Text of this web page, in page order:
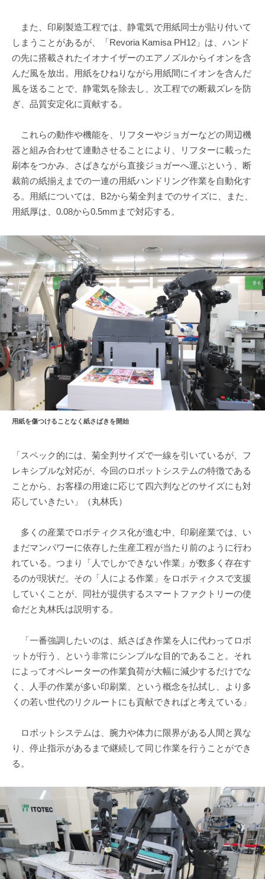
また、印刷製造工程では、静電気で用紙同士が貼り付いて
しまうことがあるが、「Revoria Kamisa PH12」は、ハンド
の先に搭載されたイオナイザーのエアノズルからイオンを含
んだ風を放出。用紙をひねりながら用紙間にイオンを含んだ
風を送ることで、静電気を除去し、次工程での断裁ズレを防
ぎ、品質安定化に貢献する。
これらの動作や機能を、リフターやジョガーなどの周辺機
器と組み合わせて連動させることにより、リフターに載った
刷本をつかみ、さばきながら直接ジョガーへ運ぶという、断
裁前の紙揃えまでの一連の用紙ハンドリング作業を自動化す
る。用紙については、B2から菊全判までのサイズに、また、
用紙厚は、0.08から0.5mmまで対応する。
用紙を傷つけることなく紙さばきを開始
「スペック的には、菊全判サイズで一線を引いているが、フ
レキシブルな対応が、今回のロボットシステムの特徴である
ことから、お客様の用途に応じて四六判などのサイズにも対
応していきたい」（丸林氏）
多くの産業でロボティクス化が進む中、印刷産業では、い
まだマンパワーに依存した生産工程が当たり前のように行わ
れている。つまり「人でしかできない作業」が数多く存在す
るのが現状だ。その「人による作業」をロボティクスで支援
していくことが、同社が提供するスマートファクトリーの使
命だと丸林氏は説明する。
「一番強調したいのは、紙さばき作業を人に代わってロボ
ットが行う、という非常にシンプルな目的であること。それ
によってオペレーターの作業負荷が大幅に減少するだけでな
く、人手の作業が多い印刷業、という概念を払拭し、より多
くの若い世代のリクルートにも貢献できればと考えている」
ロボットシステムは、腕力や体力に限界がある人間と異な
り、停止指示があるまで継続して同じ作業を行うことができ
る。